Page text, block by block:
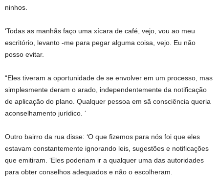
ninhos.
‘Todas as manhãs faço uma xícara de café, vejo, vou ao meu
escritório, levanto -me para pegar alguma coisa, vejo. Eu não
posso evitar.
“Eles tiveram a oportunidade de se envolver em um processo, mas
simplesmente deram o arado, independentemente da notificação
de aplicação do plano. Qualquer pessoa em sã consciência queria
aconselhamento jurídico. ‘
Outro bairro da rua disse: ‘O que fizemos para nós foi que eles
estavam constantemente ignorando leis, sugestões e notificações
que emitiram. ‘Eles poderiam ir a qualquer uma das autoridades
para obter conselhos adequados e não o escolheram.